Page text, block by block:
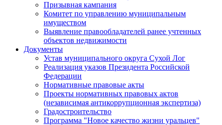
Призывная кампания
Комитет по управлению муниципальным
имуществом
Выявление правообладателей ранее учтенных
объектов недвижимости
Документы
Устав муниципального округа Сухой Лог
Реализация указов Президента Российской
Федерации
Нормативные правовые акты
Проекты нормативных правовых актов
(независимая антикоррупционная экспертиза)
Градостроительство
Программа "Новое качество жизни уральцев"